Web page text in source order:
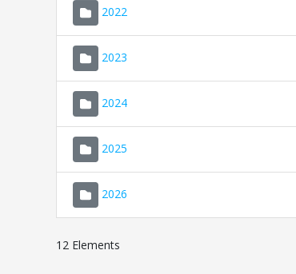
2022
2023
2024
2025
2026
12 Elements